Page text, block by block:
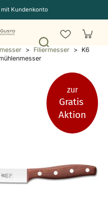
mit Kundenkonto
> Filiermesser > K6
zur
Gratis
Aktion